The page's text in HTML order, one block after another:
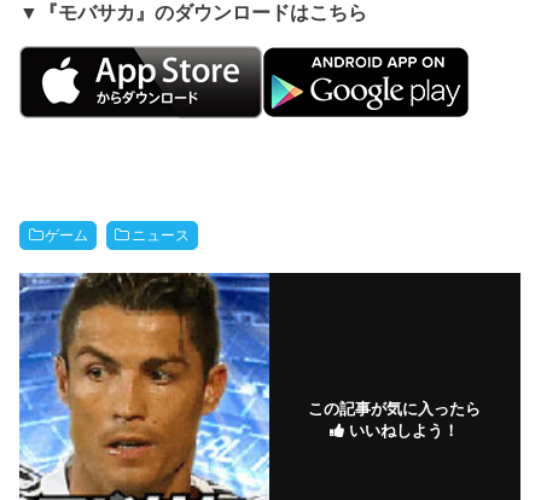
▼『モバサカ』のダウンロードはこちら
ゲーム ニュース
この記事が気に入ったら
いいねしよう！